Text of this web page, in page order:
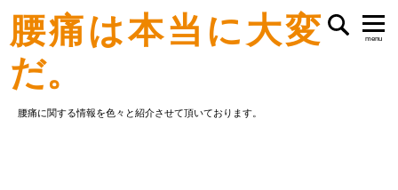
腰痛は本当に大変
だ。
腰痛に関する情報を色々と紹介させて頂いております。
menu